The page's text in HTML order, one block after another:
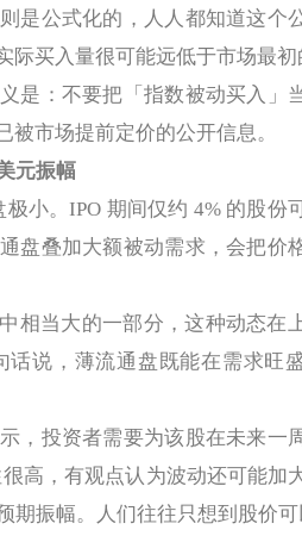
是公式化的，人人都知道这个
买入量很可能远低于市场最初
：不要把「指数被动买入」
市场提前定价的公开信息。
元振幅
。IPO 期间仅约 4% 的股份
盘叠加大额被动需求，会把价
当大的一部分，这种动态在
说，薄流通盘既能在需求旺
投资者需要为该股在未来一
高，有观点认为波动还可能加
期振幅。人们往往只想到股价可